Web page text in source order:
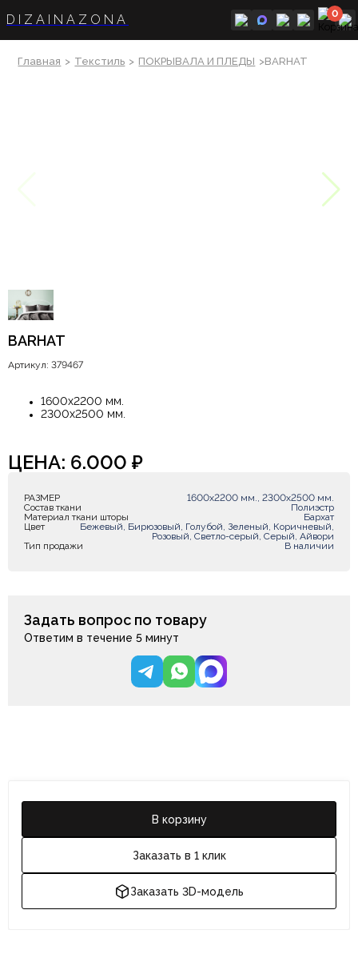
DIZAINAZONA 0
Главная > Текстиль > ПОКРЫВАЛА И ПЛЕДЫ >BARHAT
BARHAT
Артикул: 379467
1600х2200 мм.
2300х2500 мм.
В корзину
Заказать в 1 клик
Заказать 3D-модель
ЦЕНА: 6.000 ₽
РАЗМЕР
1600х2200 мм., 2300х2500 мм.
Состав ткани
Полиэстр
Материал ткани шторы
Бархат
Цвет
Бежевый, Бирюзовый, Голубой, Зеленый, Коричневый,
Розовый, Светло-серый, Серый, Айвори
Тип продажи
В наличии
Задать вопрос по товару
Ответим в течение 5 минут